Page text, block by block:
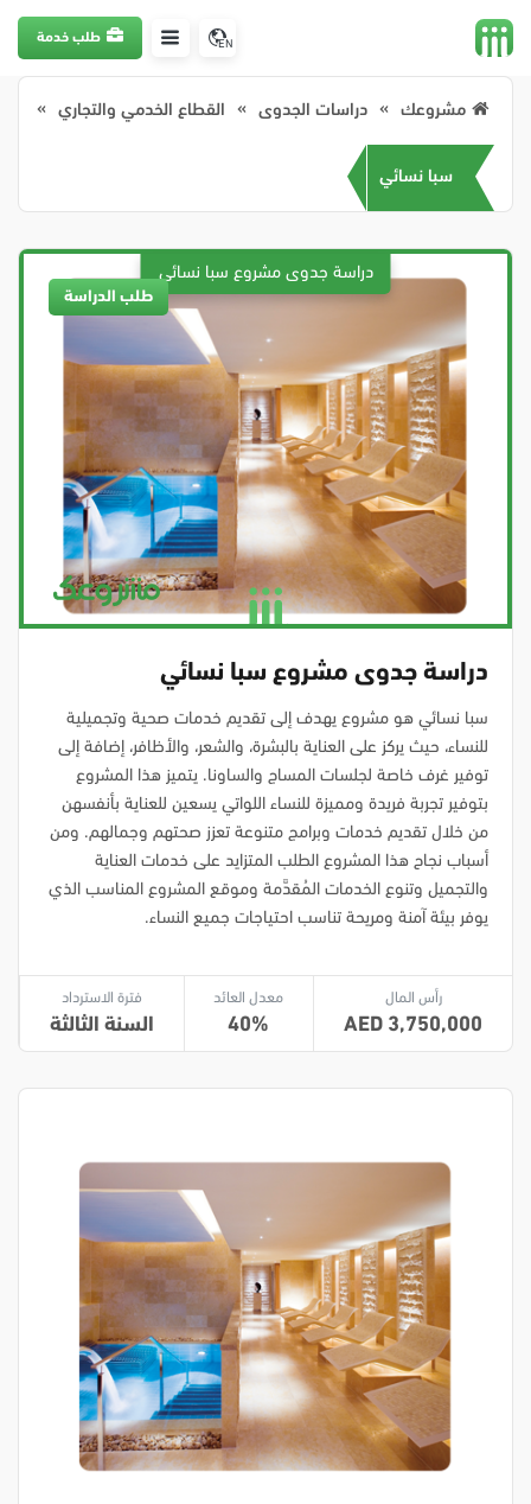
EN طلب خدمة
مشروعك دراسات الجدوى القطاع الخدمي والتجاري
سبا نسائي
دراسة جدوى مشروع سبا نسائي
طلب الدراسة
سبا نسائي هو مشروع يهدف إلى تقديم خدمات صحية وتجميلية
للنساء، حيث يركز على العناية بالبشرة، والشعر، والأظافر، إضافة إلى
توفير غرف خاصة لجلسات المساج والساونا. يتميز هذا المشروع
بتوفير تجربة فريدة ومميزة للنساء اللواتي يسعين للعناية بأنفسهن
من خلال تقديم خدمات وبرامج متنوعة تعزز صحتهم وجمالهم. ومن
أسباب نجاح هذا المشروع الطلب المتزايد على خدمات العناية
والتجميل وتنوع الخدمات المُقدَّمة وموقع المشروع المناسب الذي
يوفر بيئة آمنة ومريحة تناسب احتياجات جميع النساء.
رأس المال
3,750,000
معدل العائد
40
فترة الاسترداد
السنة الثالثة